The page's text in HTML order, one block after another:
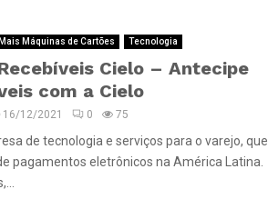
Mais Máquinas de Cartões Tecnologia
Cielo – Antecipe
com a Cielo
16/12/2021 0 75
de tecnologia e serviços para o varejo, que
pagamentos eletrônicos na América Latina.